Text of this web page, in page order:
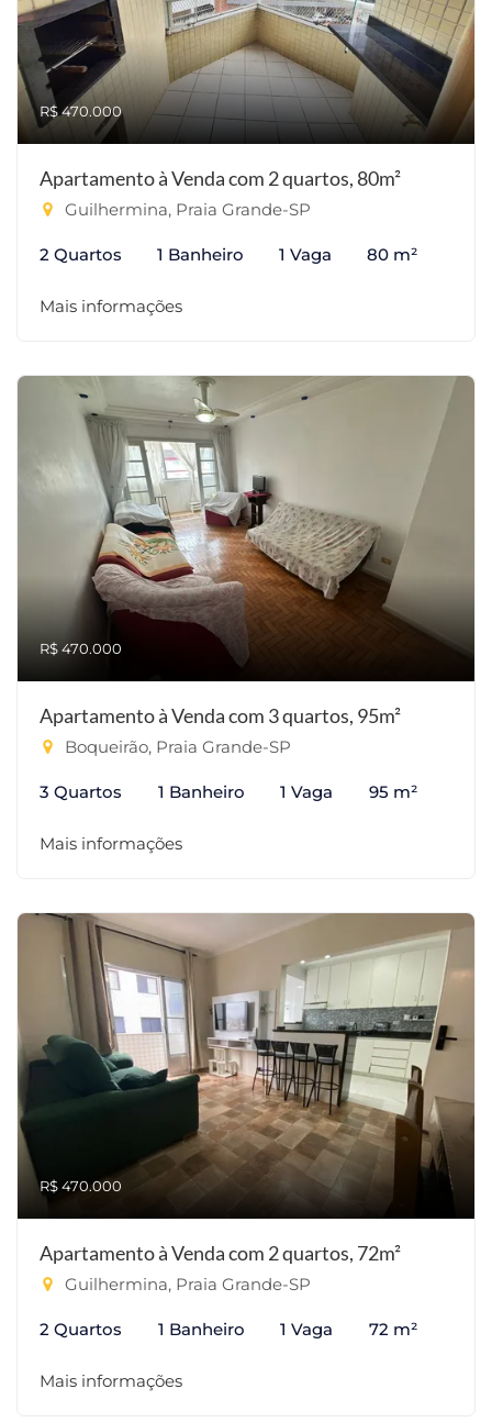
R$ 470.000
Apartamento à Venda com 2 quartos, 80m²
Guilhermina, Praia Grande-SP
2 Quartos 1 Banheiro 1 Vaga 80 m²
Mais informações
R$ 470.000
Apartamento à Venda com 3 quartos, 95m²
Boqueirão, Praia Grande-SP
3 Quartos 1 Banheiro 1 Vaga 95 m²
Mais informações
R$ 470.000
Apartamento à Venda com 2 quartos, 72m²
Guilhermina, Praia Grande-SP
2 Quartos 1 Banheiro 1 Vaga 72 m²
Mais informações